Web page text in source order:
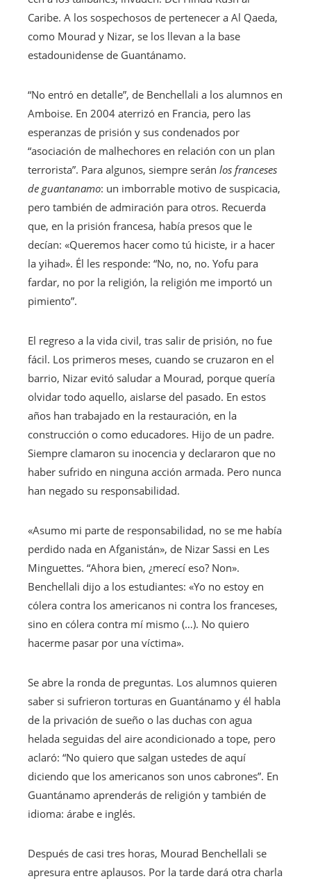
Caribe. A los sospechosos de pertenecer a Al Qaeda,
como Mourad y Nizar, se los llevan a la base
estadounidense de Guantánamo.
“No entró en detalle”, de Benchellali a los alumnos en
Amboise. En 2004 aterrizó en Francia, pero las
esperanzas de prisión y sus condenados por
“asociación de malhechores en relación con un plan
terrorista”. Para algunos, siempre serán los franceses
de guantanamo: un imborrable motivo de suspicacia,
pero también de admiración para otros. Recuerda
que, en la prisión francesa, había presos que le
decían: «Queremos hacer como tú hiciste, ir a hacer
la yihad». Él les responde: “No, no, no. Yofu para
fardar, no por la religión, la religión me importó un
pimiento”.
El regreso a la vida civil, tras salir de prisión, no fue
fácil. Los primeros meses, cuando se cruzaron en el
barrio, Nizar evitó saludar a Mourad, porque quería
olvidar todo aquello, aislarse del pasado. En estos
años han trabajado en la restauración, en la
construcción o como educadores. Hijo de un padre.
Siempre clamaron su inocencia y declararon que no
haber sufrido en ninguna acción armada. Pero nunca
han negado su responsabilidad.
«Asumo mi parte de responsabilidad, no se me había
perdido nada en Afganistán», de Nizar Sassi en Les
Minguettes. “Ahora bien, ¿merecí eso? Non».
Benchellali dijo a los estudiantes: «Yo no estoy en
cólera contra los americanos ni contra los franceses,
sino en cólera contra mí mismo (…). No quiero
hacerme pasar por una víctima».
Se abre la ronda de preguntas. Los alumnos quieren
saber si sufrieron torturas en Guantánamo y él habla
de la privación de sueño o las duchas con agua
helada seguidas del aire acondicionado a tope, pero
aclaró: “No quiero que salgan ustedes de aquí
diciendo que los americanos son unos cabrones”. En
Guantánamo aprenderás de religión y también de
idioma: árabe e inglés.
Después de casi tres horas, Mourad Benchellali se
apresura entre aplausos. Por la tarde dará otra charla